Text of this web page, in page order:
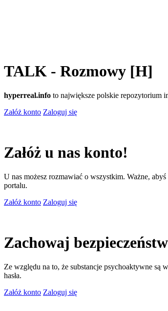
TALK - Rozmowy [H]
hyperreal.info to największe polskie repozytorium
Załóż konto Zaloguj się
Załóż u nas konto!
U nas możesz rozmawiać o wszystkim. Ważne,
portalu.
Załóż konto Zaloguj się
Zachowaj
Ze względu na to, że substancje psychoaktywne są
hasła.
Załóż konto Zaloguj się